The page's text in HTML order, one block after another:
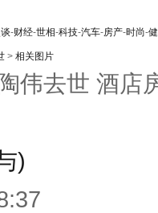
-财经-世相-科技-汽车-房产-时尚-
> 相关图片
伟去世 酒店
)